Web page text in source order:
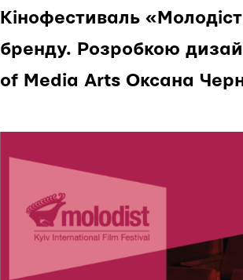
Кінофестиваль
бренду. Розробкою
of Media Arts Оксана